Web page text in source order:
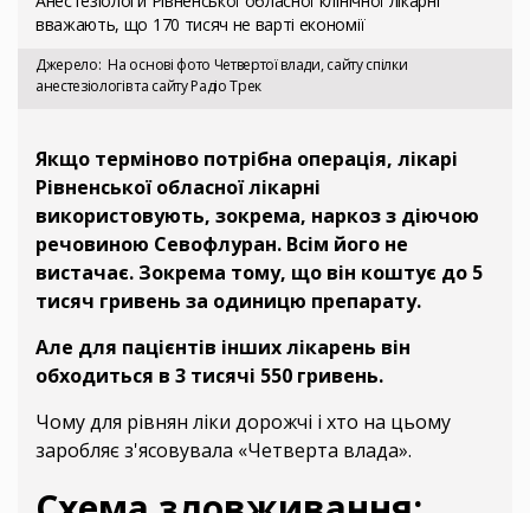
вважають, що 170 тисяч не варті економії
Джерело На основі фото Четвертої влади, сайту спілки
анестезіологів та сайту Радіо Трек
Якщо терміново потрібна операція, лікарі
Рівненської обласної лікарні
використовують, зокрема, наркоз з діючою
речовиною Севофлуран. Всім його не
вистачає. Зокрема тому, що він коштує до 5
тисяч гривень за одиницю препарату.
Але для пацієнтів інших лікарень він
обходиться в 3 тисячі 550 гривень.
Чому для рівнян ліки дорожчі і хто на цьому
заробляє з'ясовувала «Четверта влада».